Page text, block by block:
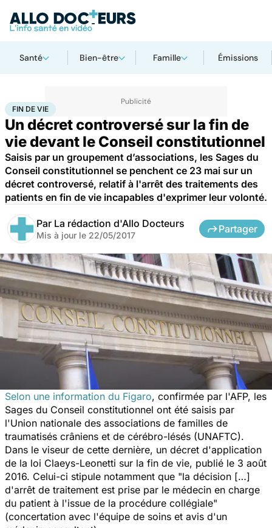
Santé Bien-être Famille Émissions
AccueilSantéSociété Fin de vie
FIN DE VIE
Un décret controversé sur la fin de
vie devant le Conseil constitutionnel
Saisis par un groupement d’associations, les Sages du
Conseil constitutionnel se penchent ce 23 mai sur un
décret controversé, relatif à l'arrêt des traitements des
patients en fin de vie incapables d'exprimer leur volonté.
Par La rédaction d'Allo Docteurs
Mis à jour le 22/05/2017
Partager
Selon une information du Figaro, confirmée par l'AFP, les
Sages du Conseil constitutionnel ont été saisis par
l'Union nationale des associations de familles de
traumatisés crâniens et de cérébro-lésés (UNAFTC).
Dans le viseur de cette dernière, un décret d'application
de la loi Claeys-Leonetti sur la fin de vie, publié le 3 août
2016. Celui-ci stipule notamment que "la décision […]
d'arrêt de traitement est prise par le médecin en charge
du patient à l'issue de la procédure collégiale"
(concertation avec l'équipe de soins et avis d'un